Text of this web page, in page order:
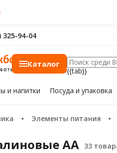
325-94-04
Каталог
{{tab}}
и напитки Посуда и упаковка
Элементы питания
AA